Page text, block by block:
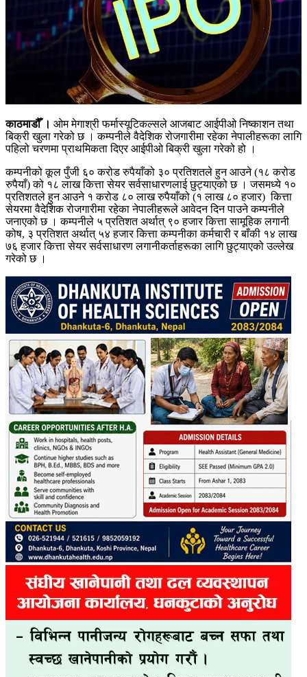
काठमाडौँ । ओम मेगाश्री फर्मास्यूटिकल्सले आजबाट आईपीओ निष्काशन तथा
बिक्री खुला गरेको छ । कम्पनीले वैदेशिक रोजगारीमा रहेका नेपालीहरूका लागि
पहिलो चरणमा प्राथमिकता दिएर आईपीओ बिक्री खुला गरेको हो ।
कम्पनीको कूल पुँजी ६० करोड रुपैयाँको ३० प्रतिशतले हुन आउने (१८ करोड
रुपैयाँ) को १८ लाख कित्ता सेयर सर्वसाधारणलाई छुट्याएको छ । जसमध्ये १०
प्रतिशतले हुन आउने १ करोड ८० लाख रुपैयाँको (१ लाख ८० हजार) कित्ता
सेयरमा वैदेशिक रोजगारीमा रहेका नेपालीहरूले आवेदन दिन पाउने कम्पनीले
जनाएको छ । कम्पनीले ५ प्रतिशत अर्थात् ९० हजार कित्ता सामूहिक लगानी
कोष, ३ प्रतिशत अर्थात् ५४ हजार कित्ता कम्पनीका कर्मचारी र बाँकी १४ लाख
७६ हजार कित्ता सेयर सर्वसाधारण लगानीकर्ताहरूका लागि छुट्याएको उल्लेख
गरेको छ ।